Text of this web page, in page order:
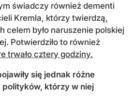
świadczy również dementi
Kremla, którzy twierdzą,
celem było naruszenie polskiej
Potwierdziło to również
trwało cztery godziny.
się jednak różne
którzy w niej